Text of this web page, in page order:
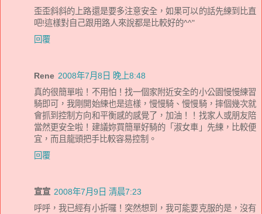
歪歪斜斜的上路還是要多注意安全，如果可以的話先練到比直
吧!這樣對自己跟用路人來說都是比較好的^^"
回覆
Rene 2008年7月8日 晚上8:48
真的很簡單啦！不用怕！找一個家附近安全的小公園慢慢練習
騎即可，我剛開始練也是這樣，慢慢騎、慢慢騎，摔個幾次就
會抓到控制方向和平衡感的感覺了，加油！！找家人或朋友陪
當然更安全啦！建議妳買簡單好騎的「淑女車」先練，比較便
宜，而且龍頭把手比較容易控制。
回覆
宣宣 2008年7月9日 清晨7:23
呼呼，我已經有小折囉！突然想到，我可能要克服的是，沒有